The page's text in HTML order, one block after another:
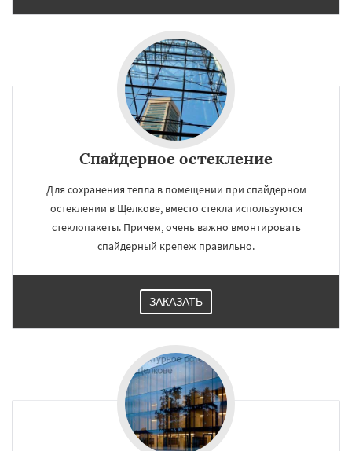
Спайдерное остекление
Для сохранения тепла в помещении при спайдерном
остеклении в Щелкове, вместо стекла используются
стеклопакеты. Причем, очень важно вмонтировать
спайдерный крепеж правильно.
ЗАКАЗАТЬ